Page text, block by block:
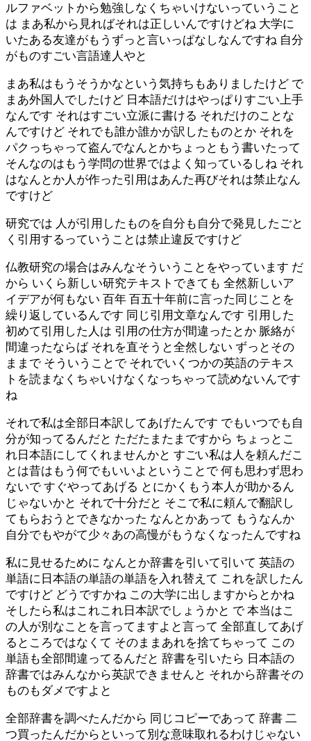
ルファベットから勉強しなくちゃいけないっていうこと
は まあ私から見ればそれは正しいんですけどね 大学に
いたある友達がもうずっと言いっぱなしなんですね 自分
がものすごい言語達人やと
まあ私はもうそうかなという気持ちもありましたけど で
まあ外国人でしたけど 日本語だけはやっぱりすごい上手
なんです それはすごい立派に書ける それだけのことな
んですけど それでも誰か誰かが訳したものとか それを
パクっちゃって盗んでなんとかちょっともう書いたって
そんなのはもう学問の世界ではよく知っているしね それ
はなんとか人が作った引用はあんた再びそれは禁止なん
ですけど
研究では 人が引用したものを自分も自分で発見したごと
く引用するっていうことは禁止違反ですけど
仏教研究の場合はみんなそういうことをやっています だ
から いくら新しい研究テキストできても 全然新しいア
イデアが何もない 百年 百五十年前に言った同じことを
繰り返しているんです 同じ引用文章なんです 引用した
初めて引用した人は 引用の仕方が間違ったとか 脈絡が
間違ったならば それを直そうと全然しない ずっとその
ままで そういうことで それでいくつかの英語のテキス
トを読まなくちゃいけなくなっちゃって読めないんです
ね
それで私は全部日本訳してあげたんです でもいつでも自
分が知ってるんだと ただたまたまですから ちょっとこ
れ日本語にしてくれませんかと すごい私は人を頼んだこ
とは昔はもう何でもいいよということで 何も思わず思わ
ないで すぐやってあげる とにかくもう本人が助かるん
じゃないかと それで十分だと そこで私に頼んで翻訳し
てもらおうとできなかった なんとかあって もうなんか
自分でもやがて少々あの高慢がもうなくなったんですね
私に見せるために なんとか辞書を引いて引いて 英語の
単語に日本語の単語の単語を入れ替えて これを訳したん
ですけど どうですかね この大学に出しますからとかね
そしたら私はこれこれ日本訳でしょうかと で 本当はこ
の人が別なことを言ってますよと言って 全部直してあげ
るところではなくて そのままあれを捨てちゃって この
単語も全部間違ってるんだと 辞書を引いたら 日本語の
辞書ではみんなから英訳できませんと それから辞書その
ものもダメですよと
全部辞書を調べたんだから 同じコピーであって 辞書 二
つ買ったんだからといって別な意味取れるわけじゃない